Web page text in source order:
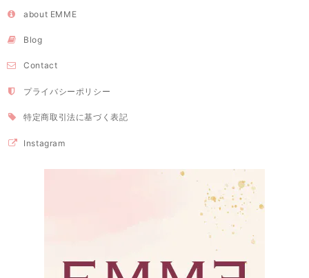
about EMME
Blog
Contact
プライバシーポリシー
特定商取引法に基づく表記
Instagram